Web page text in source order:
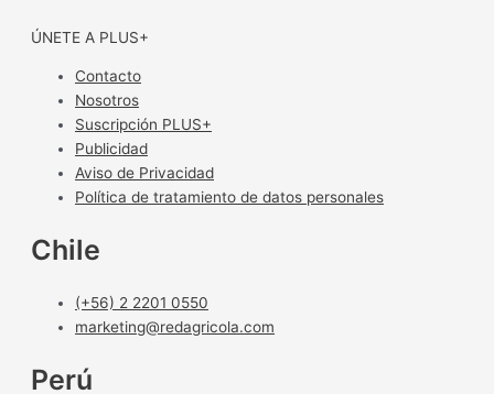
ÚNETE A PLUS+
Contacto
Nosotros
Suscripción PLUS+
Publicidad
Aviso de Privacidad
Política de tratamiento de datos personales
Chile
(+56) 2 2201 0550
marketing@redagricola.com
Perú